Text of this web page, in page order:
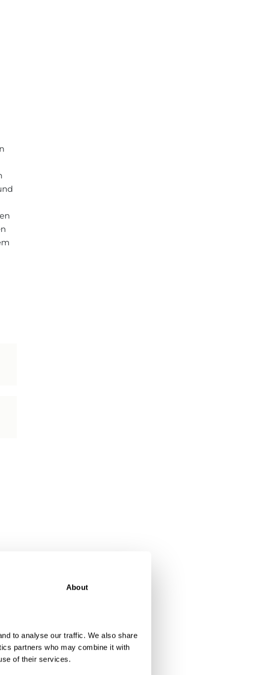
About
to analyse our traffic. We also share
partners who may combine it with
of their services.